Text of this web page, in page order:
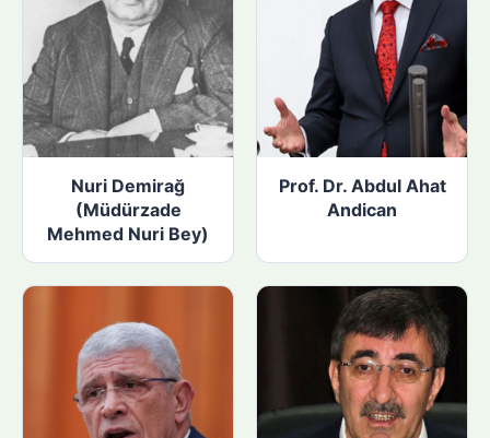
Nuri Demirağ
(Müdürzade
Mehmed Nuri Bey)
Prof. Dr. Abdul Ahat
Andican